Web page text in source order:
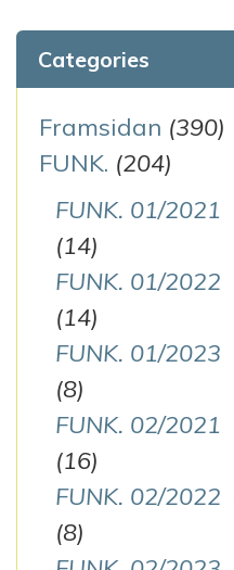
Categories
Framsidan (390)
FUNK. (204)
FUNK. 01/2021
(14)
FUNK. 01/2022
(14)
FUNK. 01/2023
(8)
FUNK. 02/2021
(16)
FUNK. 02/2022
(8)